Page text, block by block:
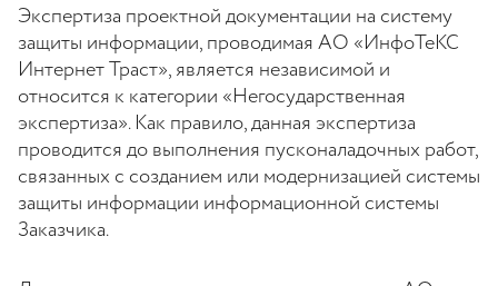
Экспертиза проектной документации на систему
защиты информации, проводимая АО «ИнфоТеКС
Интернет Траст», является независимой и
относится к категории «Негосударственная
экспертиза». Как правило, данная экспертиза
проводится до выполнения пусконаладочных работ,
связанных с созданием или модернизацией системы
защиты информации информационной системы
Заказчика.